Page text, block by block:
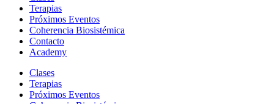
Terapias
Próximos Eventos
Coherencia Biosistémica
Contacto
Academy
Clases
Terapias
Próximos Eventos